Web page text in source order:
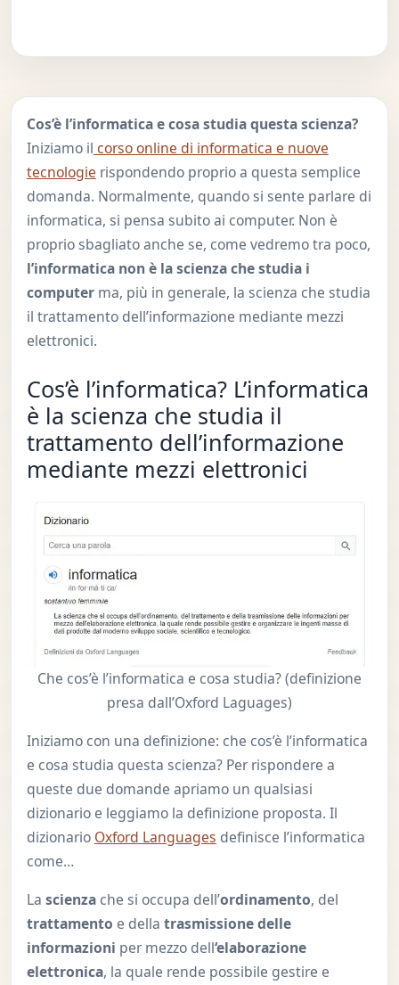
Cos’è l’informatica e cosa studia questa scienza?
Iniziamo il corso online di informatica e nuove
tecnologie rispondendo proprio a questa semplice
domanda. Normalmente, quando si sente parlare di
informatica, si pensa subito ai computer. Non è
proprio sbagliato anche se, come vedremo tra poco,
l’informatica non è la scienza che studia i
computerma, più in generale, la scienza che studia
il trattamento dell’informazione mediante mezzi
elettronici.
Cos’è l’informatica? L’informatica
è la scienza che studia il
trattamento dell’informazione
mediante mezzi elettronici
Che cos’è l’informatica e cosa studia? (definizione
presa dall’Oxford Laguages)
Iniziamo con una definizione: che cos’è l’informatica
e cosa studia questa scienza? Per rispondere a
queste due domande apriamo un qualsiasi
dizionario e leggiamo la definizione proposta. Il
dizionario Oxford Languages definisce l’informatica
come…
La scienzache si occupa dell’ordinamento, del
trattamento e della trasmissione delle
informazioni per mezzo dell‘elaborazione
elettronica, la quale rende possibile gestire e